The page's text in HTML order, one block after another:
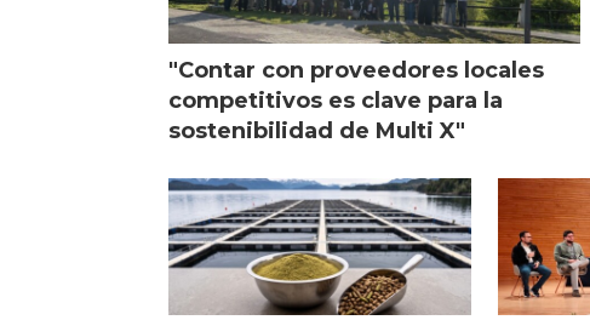
"Contar con proveedores locales
competitivos es clave para la
sostenibilidad de Multi X"